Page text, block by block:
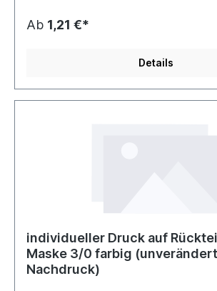
Ab 1,21 €*
Details
individueller Druck auf
Maske 3/0 farbig
Nachdruck)